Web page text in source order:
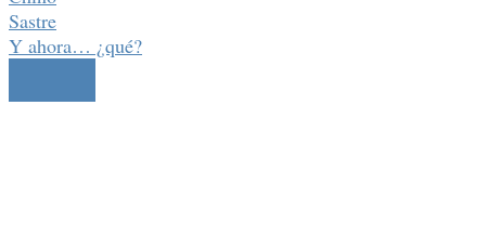
Sastre
Y ahora… ¿qué?